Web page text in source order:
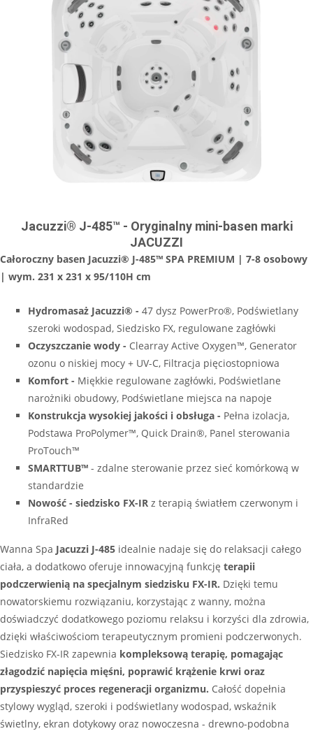
Jacuzzi® J-485™ - Oryginalny mini-basen marki
JACUZZI
Całoroczny basen Jacuzzi® J-485™ SPA PREMIUM | 7-8 osobowy
| wym. 231 x 231 x 95/110H cm
Hydromasaż Jacuzzi® - 47 dysz PowerPro®, Podświetlany
szeroki wodospad, Siedzisko FX, regulowane zagłówki
Oczyszczanie wody - Clearray Active Oxygen™, Generator
ozonu o niskiej mocy + UV-C, Filtracja pięciostopniowa
Komfort - Miękkie regulowane zagłówki, Podświetlane
narożniki obudowy, Podświetlane miejsca na napoje
Konstrukcja wysokiej jakości i obsługa - Pełna izolacja,
Podstawa ProPolymer™, Quick Drain®, Panel sterowania
ProTouch™
SMARTTUB™ - zdalne sterowanie przez sieć komórkową w
standardzie
Nowość - siedzisko FX-IR z terapią światłem czerwonym i
InfraRed
Wanna Spa Jacuzzi J-485 idealnie nadaje się do relaksacji całego
ciała, a dodatkowo oferuje innowacyjną funkcję terapii
podczerwienią na specjalnym siedzisku FX-IR. Dzięki temu
nowatorskiemu rozwiązaniu, korzystając z wanny, można
doświadczyć dodatkowego poziomu relaksu i korzyści dla zdrowia,
dzięki właściwościom terapeutycznym promieni podczerwonych.
Siedzisko FX-IR zapewnia kompleksową terapię, pomagając
złagodzić napięcia mięśni, poprawić krążenie krwi oraz
przyspieszyć proces regeneracji organizmu. Całość dopełnia
stylowy wygląd, szeroki i podświetlany wodospad, wskaźnik
świetlny, ekran dotykowy oraz nowoczesna - drewno-podobna